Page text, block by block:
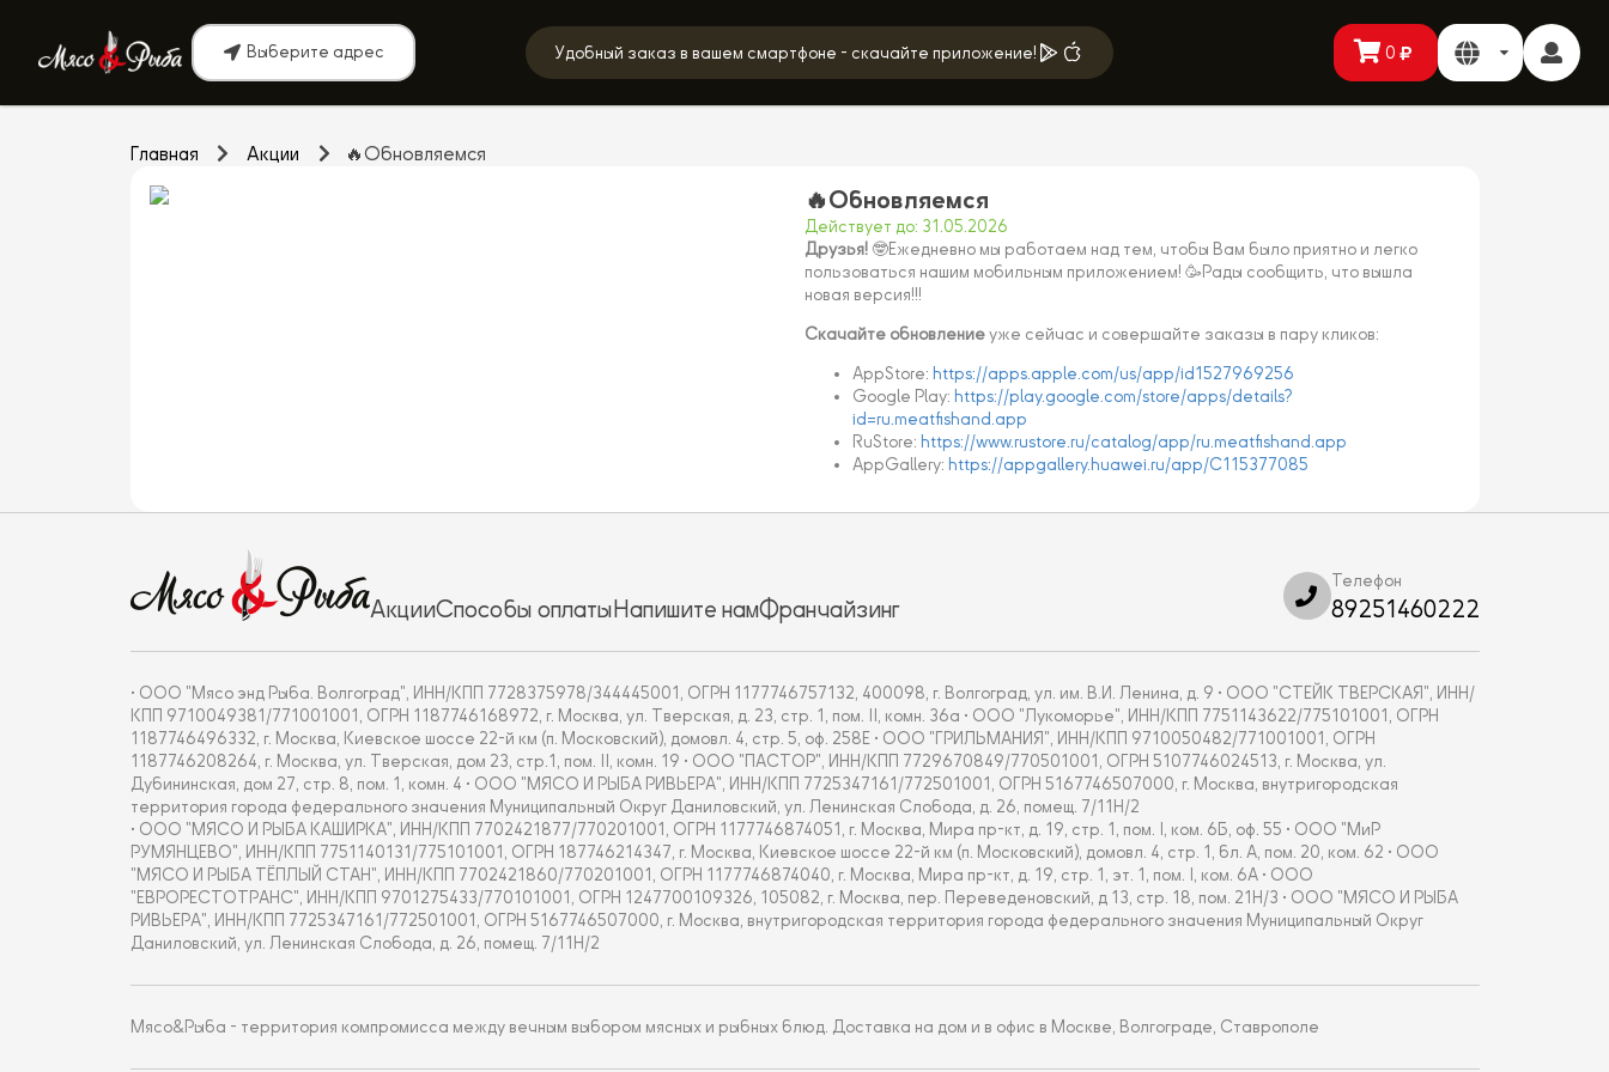
Выберите адрес Удобный заказ в вашем смартфоне - скачайте приложение! 0
Главная Акции 🔥Обновляемся
🔥Обновляемся
Действует до: 31.05.2026
Друзья! 🤓Ежедневно мы работаем над тем, чтобы Вам было приятно и легко
пользоваться нашим мобильным приложением! 🥳Рады сообщить, что вышла
новая версия!!!
Скачайте обновление уже сейчас и совершайте заказы в пару кликов:
AppStore: https://apps.apple.com/us/app/id1527969256
Google Play: https://play.google.com/store/apps/details?
id=ru.meatfishand.app
RuStore: https://www.rustore.ru/catalog/app/ru.meatfishand.app
AppGallery: https://appgallery.huawei.ru/app/C115377085
АкцииСпособы оплатыНапишите намФранчайзинг
Телефон
89251460222
• ООО "Мясо энд Рыба. Волгоград", ИНН/КПП 7728375978/344445001, ОГРН 1177746757132, 400098, г. Волгоград, ул. им. В.И. Ленина, д. 9 • ООО "СТЕЙК ТВЕРСКАЯ", ИНН/
КПП 9710049381/771001001, ОГРН 1187746168972, г. Москва, ул. Тверская, д. 23, стр. 1, пом. II, комн. 36а • ООО "Лукоморье", ИНН/КПП 7751143622/775101001, ОГРН
1187746496332, г. Москва, Киевское шоссе 22-й км (п. Московский), домовл. 4, стр. 5, оф. 258Е • ООО "ГРИЛЬМАНИЯ", ИНН/КПП 9710050482/771001001, ОГРН
1187746208264, г. Москва, ул. Тверская, дом 23, стр.1, пом. II, комн. 19 • ООО "ПАСТОР", ИНН/КПП 7729670849/770501001, ОГРН 5107746024513, г. Москва, ул.
Дубининская, дом 27, стр. 8, пом. 1, комн. 4 • ООО "МЯСО И РЫБА РИВЬЕРА", ИНН/КПП 7725347161/772501001, ОГРН 5167746507000, г. Москва, внутригородская
территория города федерального значения Муниципальный Округ Даниловский, ул. Ленинская Слобода, д. 26, помещ. 7/11Н/2
• ООО "МЯСО И РЫБА КАШИРКА", ИНН/КПП 7702421877/770201001, ОГРН 1177746874051, г. Москва, Мира пр-кт, д. 19, стр. 1, пом. I, ком. 6Б, оф. 55 • ООО "МиР
РУМЯНЦЕВО", ИНН/КПП 7751140131/775101001, ОГРН 187746214347, г. Москва, Киевское шоссе 22-й км (п. Московский), домовл. 4, стр. 1, бл. А, пом. 20, ком. 62 • ООО
"МЯСО И РЫБА ТЁПЛЫЙ СТАН", ИНН/КПП 7702421860/770201001, ОГРН 1177746874040, г. Москва, Мира пр-кт, д. 19, стр. 1, эт. 1, пом. I, ком. 6А • ООО
"ЕВРОРЕСТОТРАНС", ИНН/КПП 9701275433/770101001, ОГРН 1247700109326, 105082, г. Москва, пер. Переведеновский, д 13, стр. 18, пом. 21Н/3 • ООО "МЯСО И РЫБА
РИВЬЕРА", ИНН/КПП 7725347161/772501001, ОГРН 5167746507000, г. Москва, внутригородская территория города федерального значения Муниципальный Округ
Даниловский, ул. Ленинская Слобода, д. 26, помещ. 7/11Н/2
Мясо&Рыба - территория компромисса между вечным выбором мясных и рыбных блюд. Доставка на дом и в офис в Москве, Волгограде, Ставрополе